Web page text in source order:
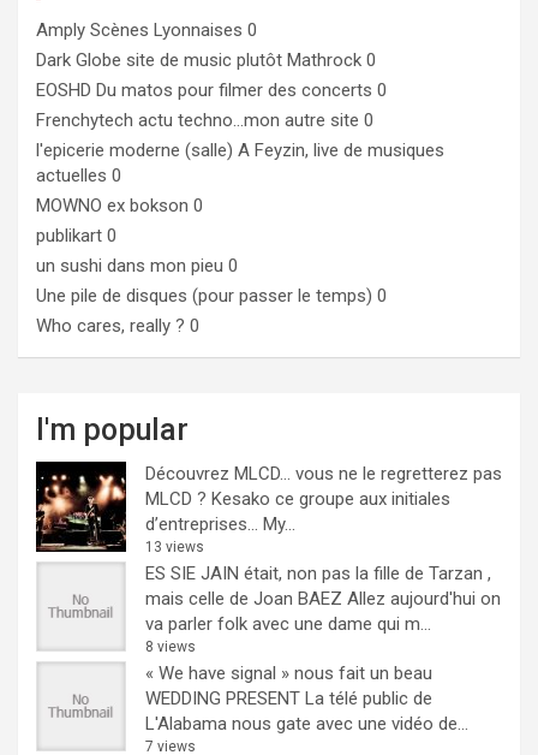
Amply Scènes Lyonnaises 0
Dark Globe site de music plutôt Mathrock 0
EOSHD Du matos pour filmer des concerts 0
Frenchytech actu techno…mon autre site 0
l'epicerie moderne (salle) A Feyzin, live de musiques
actuelles 0
MOWNO ex bokson 0
publikart 0
un sushi dans mon pieu 0
Une pile de disques (pour passer le temps) 0
Who cares, really ? 0
I'm popular
Découvrez MLCD… vous ne le regretterez pas
MLCD ? Kesako ce groupe aux initiales
d’entreprises… My...
13 views
ES SIE JAIN était, non pas la fille de Tarzan ,
mais celle de Joan BAEZ Allez aujourd'hui on
va parler folk avec une dame qui m...
8 views
« We have signal » nous fait un beau
WEDDING PRESENT La télé public de
L'Alabama nous gate avec une vidéo de...
7 views